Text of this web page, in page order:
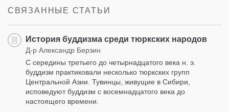
СВЯЗАННЫЕ СТАТЬИ
История буддизма среди тюркских народов
Д-р Александр Берзин
С середины третьего до четырнадцатого века н. э.
буддизм практиковали несколько тюркских групп
Центральной Азии. Тувинцы, живущие в Сибири,
исповедуют буддизм с восемнадцатого века до
настоящего времени.